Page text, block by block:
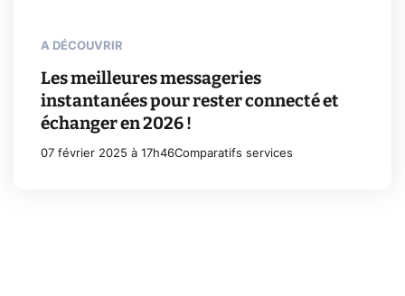
A DÉCOUVRIR
Les meilleures messageries
instantanées pour rester connecté et
échanger en 2026 !
07 février 2025 à 17h46Comparatifs services